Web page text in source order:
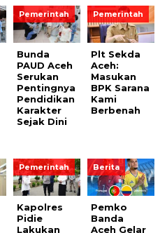
Pemerintah
Bunda
PAUD Aceh
Serukan
Pentingnya
Pendidikan
Karakter
Sejak Dini
Pemerintah
Plt Sekda
Aceh:
Masukan
BPK Sarana
Kami
Berbenah
Pemerintah
Kapolres
Pidie
Lakukan
Berita
Pemko
Banda
Aceh Gelar